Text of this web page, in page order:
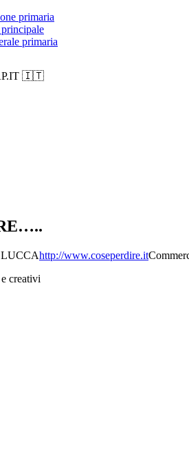
primaria
principale
primaria
🇮🇹
LUCCAhttp://www.coseperdire.it
creativi